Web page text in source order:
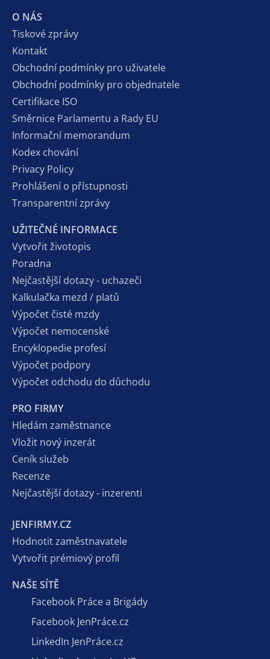
O NÁS
Tiskové zprávy
Kontakt
Obchodní podmínky pro uživatele
Obchodní podmínky pro objednatele
Certifikace ISO
Směrnice Parlamentu a Rady EU
Informační memorandum
Kodex chování
Privacy Policy
Prohlášení o přístupnosti
Transparentní zprávy
UŽITEČNÉ INFORMACE
Vytvořit životopis
Poradna
Nejčastější dotazy - uchazeči
Kalkulačka mezd / platů
Výpočet čisté mzdy
Výpočet nemocenské
Encyklopedie profesí
Výpočet podpory
Výpočet odchodu do důchodu
PRO FIRMY
Hledám zaměstnance
Vložit nový inzerát
Ceník služeb
Recenze
Nejčastější dotazy - inzerenti
JENFIRMY.CZ
Hodnotit zaměstnavatele
Vytvořit prémiový profil
NAŠE SÍTĚ
Facebook Práce a Brigády
Facebook JenPráce.cz
LinkedIn JenPráce.cz